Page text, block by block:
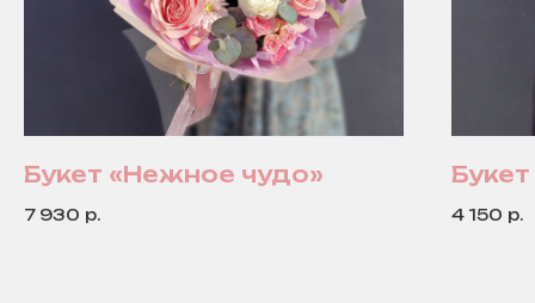
Букет «Нежное чудо»
7 930 р. 4 150 р.